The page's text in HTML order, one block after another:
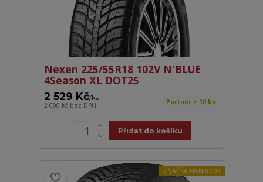
Nexen 225/55R18 102V N'BLUE
4Season XL DOT25
2 529 Kč/ks
2 090 Kč bez DPH Partner > 10 ks
Přidat do košíku
ZNAČKA HANKOOK